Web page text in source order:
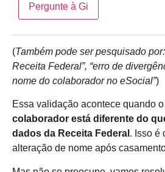
Pergunte à Gi
(Também pode ser pesquisado
Receita Federal”, “erro de
nome do colaborador no eSocial”)
Essa validação acontece quando o
colaborador está diferente do
dados da Receita Federal . Isso é
alteração de nome após